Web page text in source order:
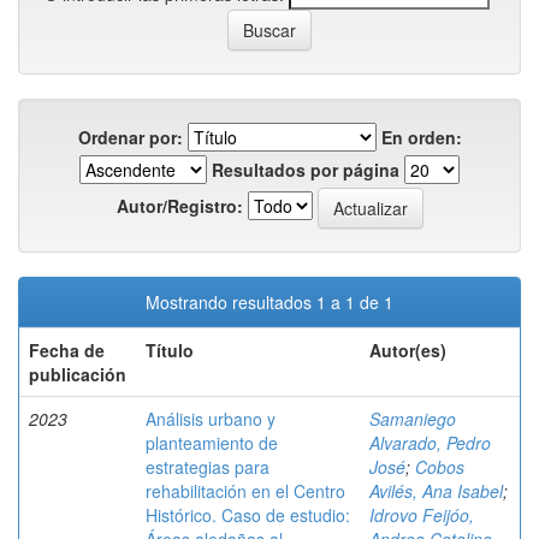
Ordenar por:
En orden:
Resultados por página
Autor/Registro:
Mostrando resultados 1 a 1 de 1
Fecha de
publicación
Título Autor(es)
2023
Análisis urbano y
planteamiento de
estrategias para
rehabilitación en el Centro
Histórico. Caso de estudio:
Samaniego
Alvarado, Pedro
José; Cobos
Avilés, Ana Isabel;
Idrovo Feijóo,